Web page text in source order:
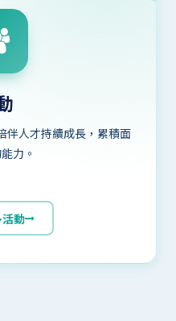
伴人才持續成長，累積面
力。
動